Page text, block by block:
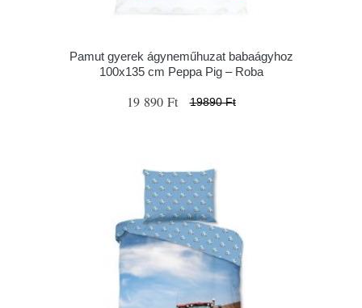
Pamut gyerek ágyneműhuzat babaágyhoz
100x135 cm Peppa Pig – Roba
19 890 Ft 19890 Ft